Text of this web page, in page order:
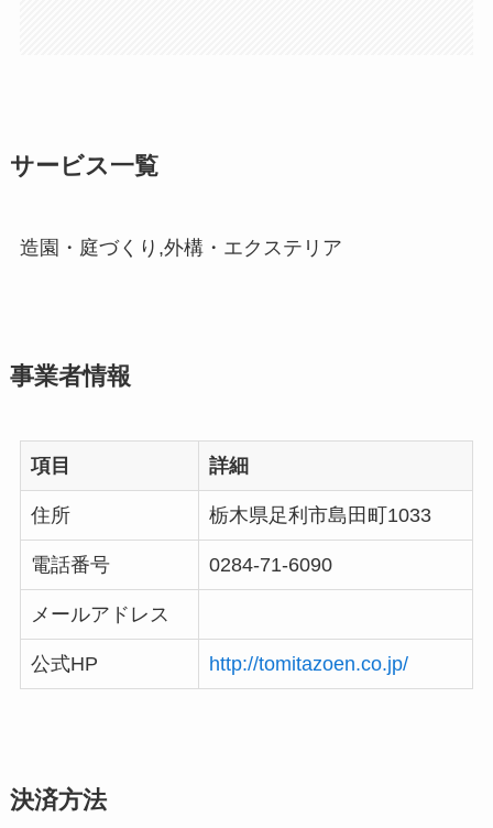
サービス一覧
造園・庭づくり,外構・エクステリア
事業者情報
項目 詳細
住所 栃木県足利市島田町1033
電話番号 0284-71-6090
メールアドレス
公式HP http://tomitazoen.co.jp/
決済方法